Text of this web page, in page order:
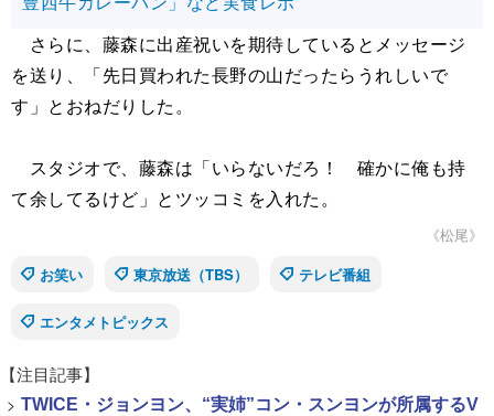
さらに、藤森に出産祝いを期待しているとメッセージ
を送り、「先日買われた長野の山だったらうれしいで
す」とおねだりした。
スタジオで、藤森は「いらないだろ！ 確かに俺も持
て余してるけど」とツッコミを入れた。
《松尾》
お笑い
東京放送（TBS） テレビ番組
エンタメトピックス
【注目記事】
> TWICE・ジョンヨン、“実姉”コン・スンヨンが所属するV